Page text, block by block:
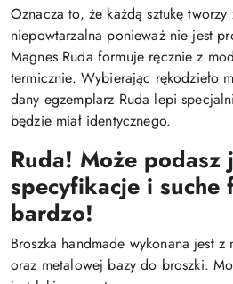
Oznacza to, że każdą sztukę
niepowtarzalna ponieważ nie jest
Magnes Ruda formuje ręcznie z
termicznie. Wybierając rękodzieło
dany egzemplarz Ruda lepi
będzie miał identycznego.
Ruda! Może podasz
specyfikacje i suche
bardzo!
Broszka handmade wykonana jest z
oraz metalowej bazy do broszki.